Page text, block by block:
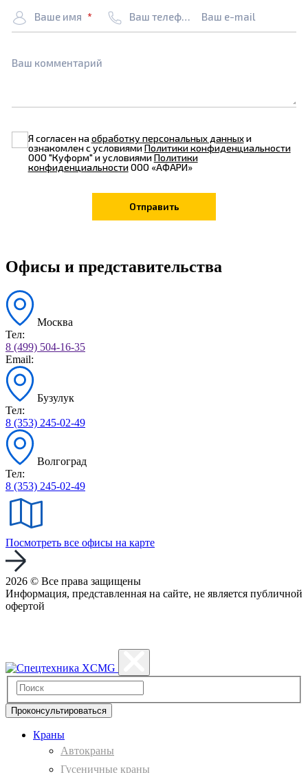
Ваше имя Ваш телефон Ваш e-mail
Ваш комментарий
Я согласен наобработку персональных данныхи
ознакомлен с условиямиПолитики конфиденциальности
ООО "Куформ" и условиямиПолитики
конфиденциальностиООО «АФАРИ»
Офисы и представительства
Москва
Тел:
8 (499) 504-16-35
Email:
Бузулук
Тел:
8 (353) 245-02-49
Волгоград
Тел:
8 (353) 245-02-49
Посмотреть все офисы на карте
2026 © Все права защищены
Информация, представленная на сайте, не является публичной
офертой
Проконсультироваться
Краны
Автокраны
Гусеничные краны